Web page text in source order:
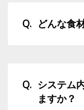
どんな食
システム
ますか？